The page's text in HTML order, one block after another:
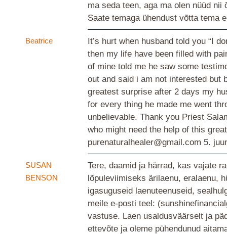
ma seda teen, aga ma olen nüüd
Saate temaga ühendust võtta tema
Beatrice
It’s hurt when husband told you “I
then my life have been filled with
of mine told me he saw some
out and said i am not interested but
greatest surprise after 2 days my
for every thing he made me went
unbelievable. Thank you Priest
who might need the help of this
purenaturalhealer@gmail.com 5.
SUSAN
BENSON
Tere, daamid ja härrad, kas vajate
lõpuleviimiseks ärilaenu, eralaenu,
igasuguseid laenuteenuseid,
meile e-posti teel:
vastuse. Laen usaldusväärselt ja
ettevõte ja oleme pühendunud